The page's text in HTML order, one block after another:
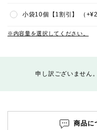
内容量を選択してください。
小袋10個【1割引】 +¥
申し訳ございません
商品に